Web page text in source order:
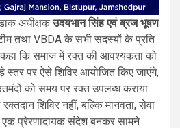
अधीक्षकउदयभान सिंह एवं ब्रज भूषण
तथा VBDA के सभी सदस्यों के प्रति
कि समाज में रक्त की आवश्यकता को
स्तर पर ऐसे शिविर आयोजित किए जाएंगे,
को समय पर रक्त उपलब्ध कराया
शिविर नहीं, बल्कि मानवता, सेवा
एक प्रेरणादायक संदेश बनकर सामने